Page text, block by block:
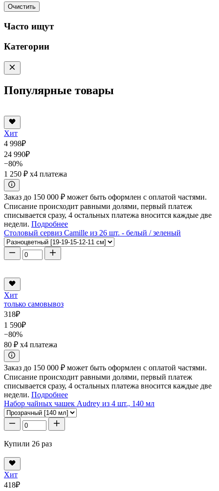
Очистить
Часто ищут
Категории
Популярные товары
Хит
4 998₽
24 990₽
−80%
1 250 ₽ x4 платежа
Заказ до 150 000 ₽ может быть оформлен с оплатой частями.
Списание происходит равными долями, первый платеж
списывается сразу, 4 остальных платежа вносится каждые две
недели. Подробнее
Столовый сервиз Camille из 26 шт. - белый / зеленый
Хит
только самовывоз
318₽
1 590₽
−80%
80 ₽ x4 платежа
Заказ до 150 000 ₽ может быть оформлен с оплатой частями.
Списание происходит равными долями, первый платеж
списывается сразу, 4 остальных платежа вносится каждые две
недели. Подробнее
Набор чайных чашек Audrey из 4 шт., 140 мл
Купили 26 раз
Хит
418₽